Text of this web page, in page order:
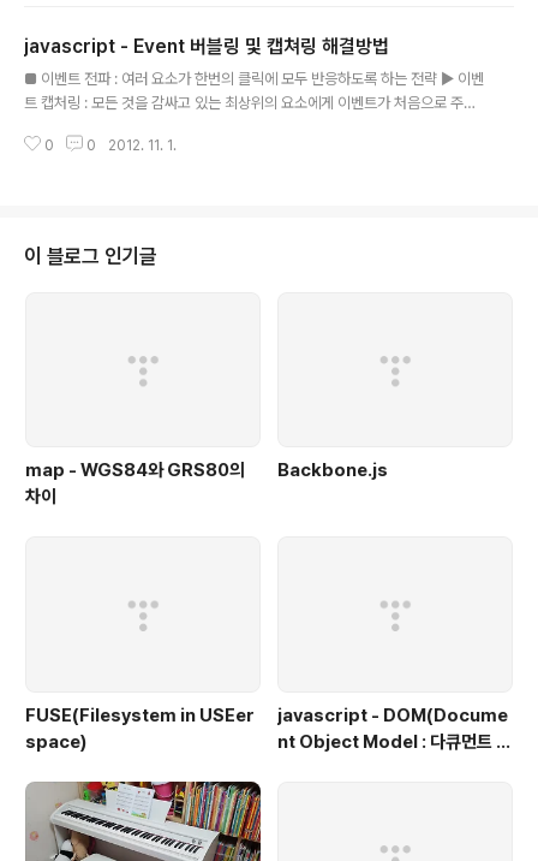
ar a =..
javascript - Event 버블링 및 캡쳐링 해결방법
■ 이벤트 전파 : 여러 요소가 한번의 클릭에 모두 반응하도록 하는 전략 ▶ 이벤
트 캡처링 : 모든 것을 감싸고 있는 최상위의 요소에게 이벤트가 처음으로 주어
장 낮은 자식 요소에 처음으로 전달되고, 해당 요소가 반응한 후에, 그 이벤트는
되었다고 가정한다면, 사용자의 마우스 커서가 위에 존재한다면 mouseout핸
들러가 예상한 대로 잘 실행될 것이다. 왜냐하면 는 계층 구조상 가장 높은 ..
0 0 2012. 11. 1.
이 블로그 인기글
map - WGS84와 GRS80의
차이
Backbone.js
FUSE(Filesystem in USEer
space)
javascript - DOM(Docume
nt Object Model : 다큐먼트 객